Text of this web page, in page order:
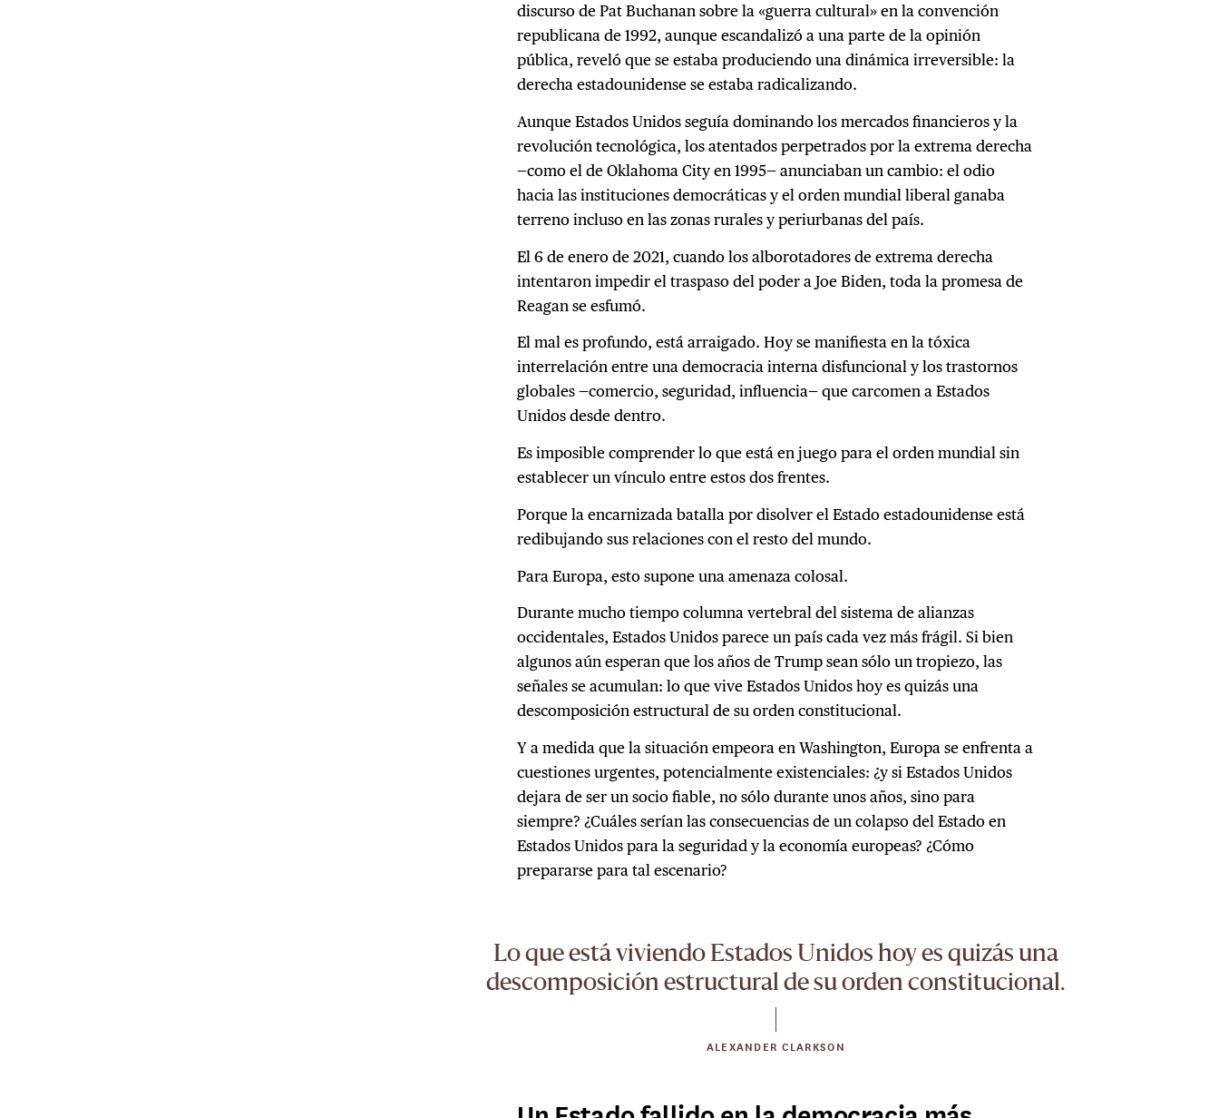
discurso de Pat Buchanan sobre la «guerra cultural» en la convención
republicana de 1992, aunque escandalizó a una parte de la opinión
pública, reveló que se estaba produciendo una dinámica irreversible: la
derecha estadounidense se estaba radicalizando.
Aunque Estados Unidos seguía dominando los mercados financieros y la
revolución tecnológica, los atentados perpetrados por la extrema derecha
—como el de Oklahoma City en 1995— anunciaban un cambio: el odio
hacia las instituciones democráticas y el orden mundial liberal ganaba
terreno incluso en las zonas rurales y periurbanas del país.
El 6 de enero de 2021, cuando los alborotadores de extrema derecha
intentaron impedir el traspaso del poder a Joe Biden, toda la promesa de
Reagan se esfumó.
El mal es profundo, está arraigado. Hoy se manifiesta en la tóxica
interrelación entre una democracia interna disfuncional y los trastornos
globales —comercio, seguridad, influencia— que carcomen a Estados
Unidos desde dentro.
Es imposible comprender lo que está en juego para el orden mundial sin
establecer un vínculo entre estos dos frentes.
Porque la encarnizada batalla por disolver el Estado estadounidense está
redibujando sus relaciones con el resto del mundo.
Para Europa, esto supone una amenaza colosal.
Durante mucho tiempo columna vertebral del sistema de alianzas
occidentales, Estados Unidos parece un país cada vez más frágil. Si bien
algunos aún esperan que los años de Trump sean sólo un tropiezo, las
señales se acumulan: lo que vive Estados Unidos hoy es quizás una
descomposición estructural de su orden constitucional.
Y a medida que la situación empeora en Washington, Europa se enfrenta a
cuestiones urgentes, potencialmente existenciales: ¿y si Estados Unidos
dejara de ser un socio fiable, no sólo durante unos años, sino para
siempre? ¿Cuáles serían las consecuencias de un colapso del Estado en
Estados Unidos para la seguridad y la economía europeas? ¿Cómo
prepararse para tal escenario?
Lo que está viviendo Estados Unidos hoy es quizás una
descomposición estructural de su orden constitucional.
ALEXANDER CLARKSON